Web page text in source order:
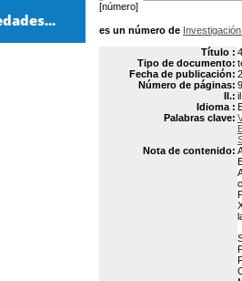
[número]
es un número de
Título :
Tipo de documento:
Fecha de publicación:
Número de páginas:
Il.: il
Idioma :
Palabras clave:
Nota de contenido: